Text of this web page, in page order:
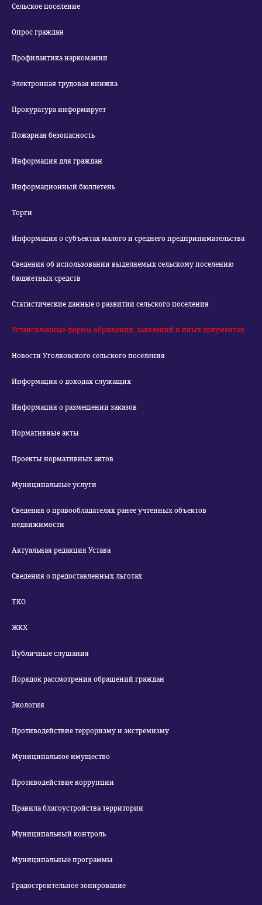
Сельское поселение
Опрос граждан
Профилактика наркомании
Электронная трудовая книжка
Прокуратура информирует
Пожарная безопасность
Информация для граждан
Информационный бюллетень
Торги
Информация о субъектах малого и среднего предпринимательства
Сведения об использовании выделяемых сельскому поселению
бюджетных средств
Статистические данные о развитии сельского поселения
Установленные формы обращений, заявлений и иных документов
Новости Уголковского сельского поселения
Информация о доходах служащих
Информация о размещении заказов
Нормативные акты
Проекты нормативных актов
Муниципальные услуги
Сведения о правообладателях ранее учтенных объектов
недвижимости
Актуальная редакция Устава
Сведения о предоставленных льготах
ТКО
ЖКХ
Публичные слушания
Порядок рассмотрения обращений граждан
Экология
Противодействие терроризму и экстремизму
Муниципальное имущество
Противодействие коррупции
Правила благоустройства территории
Муниципальный контроль
Муниципальные программы
Градостроительное зонирование